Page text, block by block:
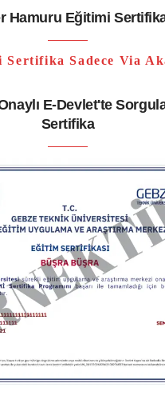
Hamuru Eğitimi
Sadece Via
E-Devlet'te
Sertifika